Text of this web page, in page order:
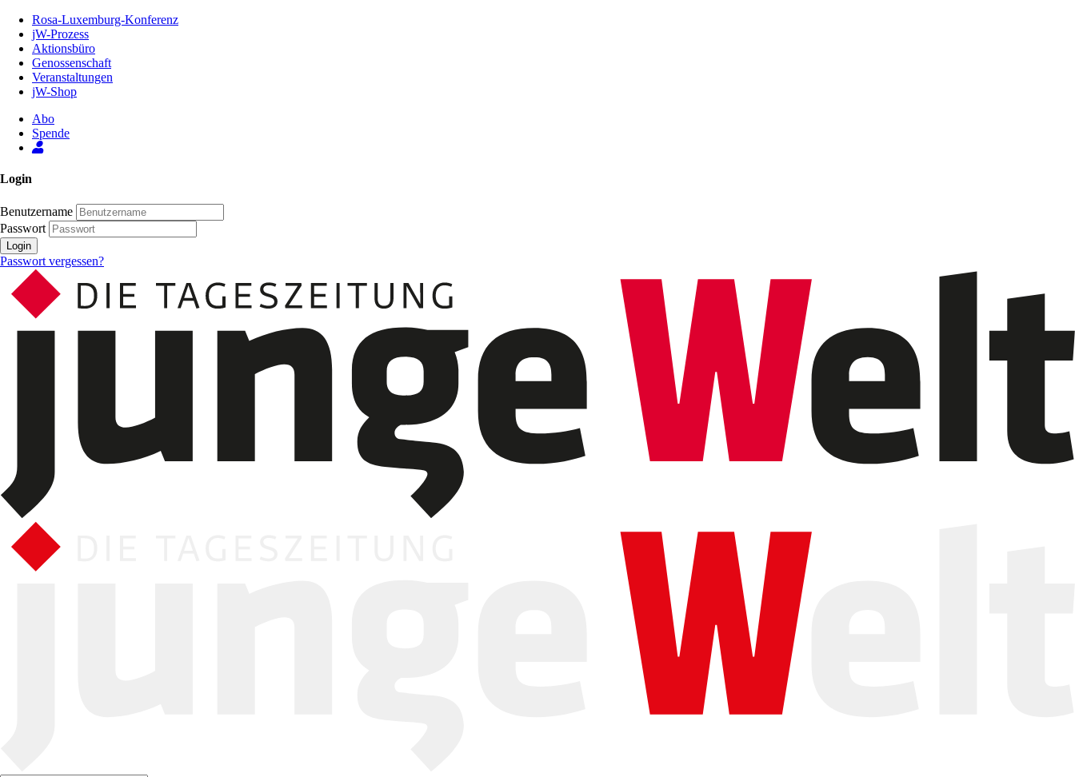
Inhalt
Seite
Rosa-Luxemburg-Konferenz
jW-Prozess
Aktionsbüro
Genossenschaft
Veranstaltungen
jW-Shop
Abo
Spende
Login
Benutzername
Passwort
Login
Passwort vergessen?